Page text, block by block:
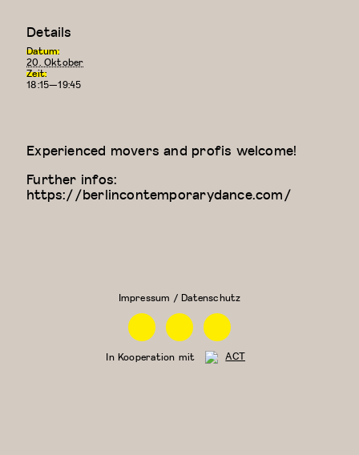
Experienced movers and profis welcome!
Further infos:
https://berlincontemporarydance.com/
Details
Datum:
20. Oktober
Zeit:
18:15—19:45
Impressum / Datenschutz
FacebookInstagramLinkedin
In Kooperation mit